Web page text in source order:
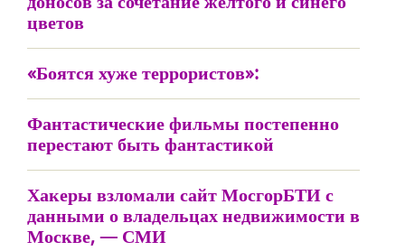
цветов
«Боятся хуже террористов»:
Фантастические фильмы постепенно
перестают быть фантастикой
Хакеры взломали сайт МосгорБТИ с
данными о владельцах недвижимости в
Москве, — СМИ